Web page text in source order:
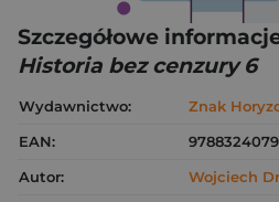
Szczegółowe
Historia bez cenzury 6
Wydawnictwo:
Znak
EAN:
Autor:
Wojciech